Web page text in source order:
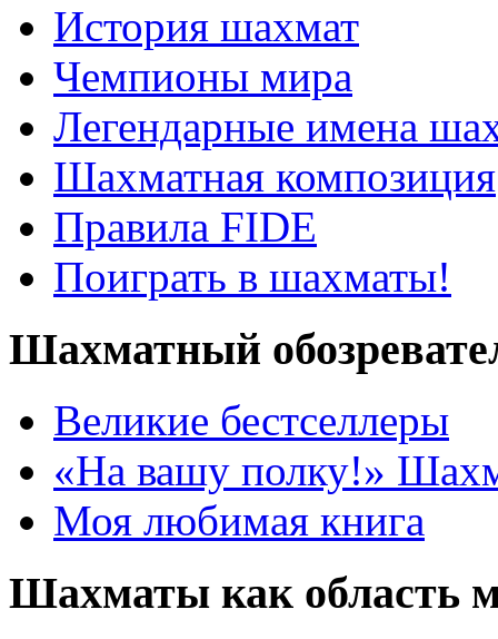
История шахмат
Чемпионы мира
Легендарные имена
Шахматная композиция
Правила FIDE
Поиграть в шахматы!
Шахматный
Великие бестселлеры
«На вашу полку!»
Моя любимая книга
Шахматы как область